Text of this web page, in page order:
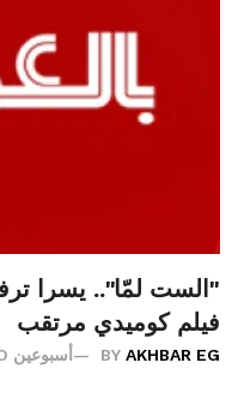
"الست لمّا".. يسرا
فيلم كوميدي مرتقب
BY AKHBAR EG أسبوعين AGO